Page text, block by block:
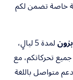
خاصة تضمن لكم
لمدة 5 ليالٍ،
جميع تحركاتكم، مع
متواصل باللغة